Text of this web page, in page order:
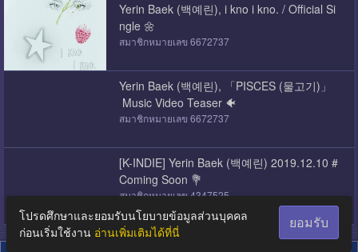
Yerin Baek (백예린), i kno i kno. / Official Si
ngle 🌼
สมาชิกหมายเลข 6672737
Yerin Baek (백예린), 「PISCES (물고기)」
Music Video Teaser 🐠
สมาชิกหมายเลข 6672737
[K-INDIE] Yerin Baek (백예린) 2019.12.10 #
Coming Soon 💐
สมาชิกหมายเลข 4347525
โปรดศึกษาและยอมรับนโยบายข้อมูลส่วนบุคคล
ก่อนเริ่มใช้งาน อ่านเพิ่มเติมได้ที่นี่
ยอมรับ